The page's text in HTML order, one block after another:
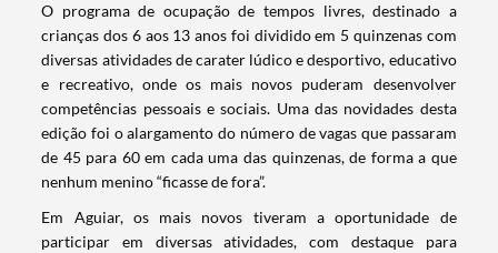
​O programa de ocupação de tempos livres, destinado a
crianças dos 6 aos 13 anos foi dividido em 5 quinzenas com
diversas atividades de carater lúdico e desportivo, educativo
e recreativo, onde os mais novos puderam desenvolver
competências pessoais e sociais. Uma das novidades desta
edição foi o alargamento do número de vagas que passaram
de 45 para 60 em cada uma das quinzenas, de forma a que
nenhum menino “ficasse de fora”.
Em Aguiar, os mais novos tiveram a oportunidade de
participar em diversas atividades, com destaque para